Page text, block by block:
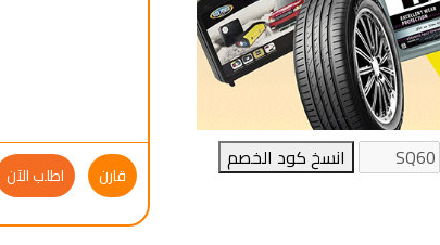
انسخ كود الخصم
قارن اطلب الآن